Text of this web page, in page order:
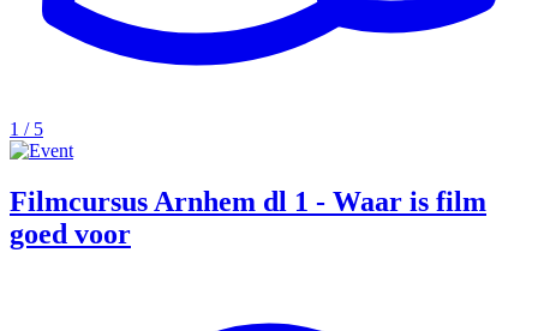
1 / 5
Filmcursus Arnhem dl 1 - Waar is film
goed voor